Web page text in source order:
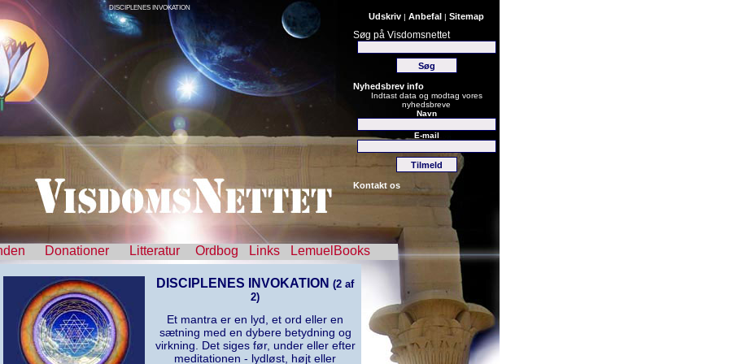
Udskriv | Anbefal | Sitemap
Søg på Visdomsnettet
Nyhedsbrev info
Indtast data og modtag vores
nyhedsbreve
Navn
E-mail
Kontakt os
DISCIPLENES INVOKATION
Donationer Litteratur Ordbog Links LemuelBooks
DISCIPLENES INVOKATION (2 af
2)
Et mantra er en lyd, et ord eller en
sætning med en dybere betydning og
virkning. Det siges før, under eller efter
meditationen - lydløst, højt eller